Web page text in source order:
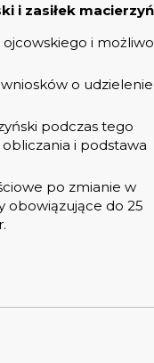
i zasiłek
i
o udzielenie
podczas tego
i podstawa
po zmianie w
obowiązujące do 25